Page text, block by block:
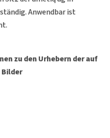
Anwendbar ist
zu den Urhebern der auf
Bilder